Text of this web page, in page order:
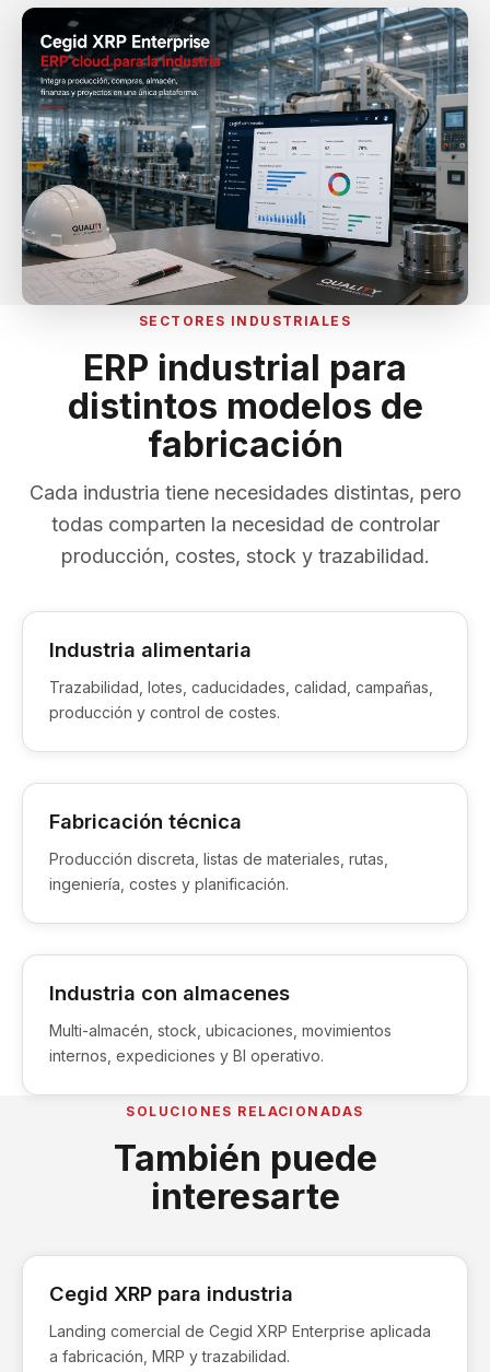
SECTORES INDUSTRIALES
ERP industrial para
distintos modelos de
fabricación
Cada industria tiene necesidades distintas, pero
todas comparten la necesidad de controlar
producción, costes, stock y trazabilidad.
Industria alimentaria
Trazabilidad, lotes, caducidades, calidad, campañas,
producción y control de costes.
Fabricación técnica
Producción discreta, listas de materiales, rutas,
ingeniería, costes y planificación.
Industria con almacenes
Multi-almacén, stock, ubicaciones, movimientos
internos, expediciones y BI operativo.
SOLUCIONES RELACIONADAS
También puede
interesarte
Cegid XRP para industria
Landing comercial de Cegid XRP Enterprise aplicada
a fabricación, MRP y trazabilidad.